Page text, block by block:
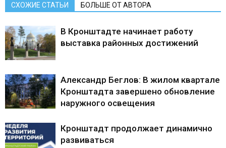
СХОЖИЕ СТАТЬИ БОЛЬШЕ ОТ АВТОРА
В Кронштадте начинает работу
выставка районных достижений
Александр Беглов: В жилом квартале
Кронштадта завершено обновление
наружного освещения
Кронштадт продолжает динамично
развиваться